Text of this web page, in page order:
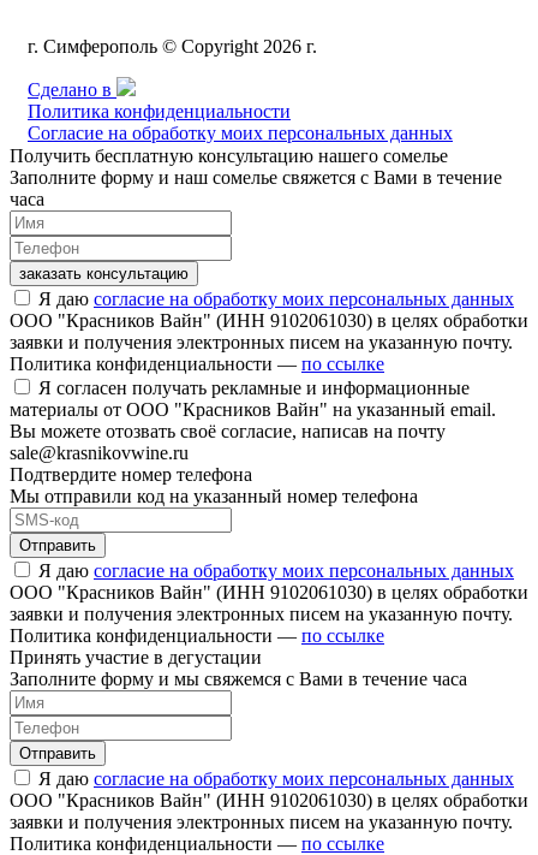
г. Симферополь © Copyright 2026 г.
Сделано в
Политика конфиденциальности
Согласие на обработку моих персональных данных
Получить бесплатную консультацию нашего сомелье
Заполните форму и наш сомелье свяжется с Вами в течение
часа
заказать консультацию
Я даю согласие на обработку моих персональных данных
ООО "Красников Вайн" (ИНН 9102061030) в целях обработки
заявки и получения электронных писем на указанную почту.
Политика конфиденциальности — по ссылке
Я согласен получать рекламные и информационные
материалы от ООО "Красников Вайн" на указанный email.
Вы можете отозвать своё согласие, написав на почту
sale@krasnikovwine.ru
Подтвердите номер телефона
Мы отправили код на указанный номер телефона
Отправить
Я даю согласие на обработку моих персональных данных
ООО "Красников Вайн" (ИНН 9102061030) в целях обработки
заявки и получения электронных писем на указанную почту.
Политика конфиденциальности — по ссылке
Принять участие в дегустации
Заполните форму и мы свяжемся с Вами в течение часа
Отправить
Я даю согласие на обработку моих персональных данных
ООО "Красников Вайн" (ИНН 9102061030) в целях обработки
заявки и получения электронных писем на указанную почту.
Политика конфиденциальности — по ссылке